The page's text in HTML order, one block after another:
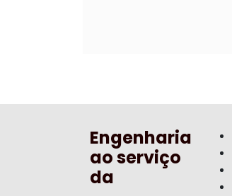
Engenharia
ao serviço
da